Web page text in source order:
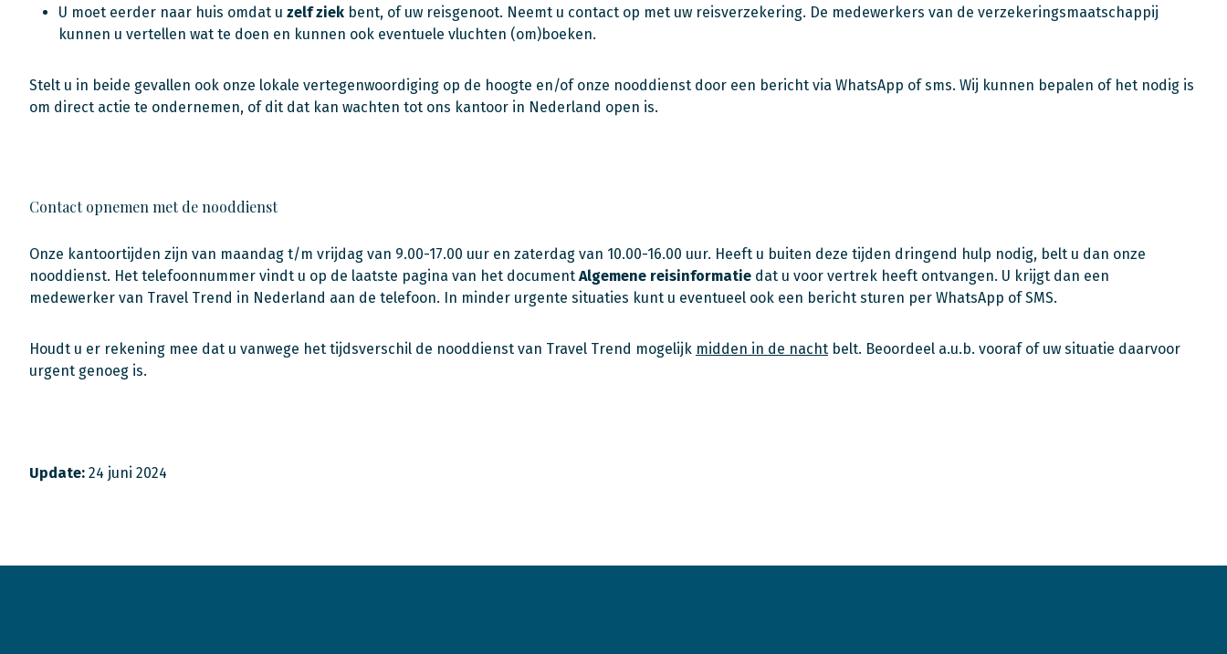
U moet eerder naar huis omdat u zelf ziek bent, of uw reisgenoot. Neemt u contact op met uw reisverzekering. De medewerkers van de verzekeringsmaatschappij
kunnen u vertellen wat te doen en kunnen ook eventuele vluchten (om)boeken.
Stelt u in beide gevallen ook onze lokale vertegenwoordiging op de hoogte en/of onze nooddienst door een bericht via WhatsApp of sms. Wij kunnen bepalen of het nodig is
om direct actie te ondernemen, of dit dat kan wachten tot ons kantoor in Nederland open is.
Contact opnemen met de nooddienst
Onze kantoortijden zijn van maandag t/m vrijdag van 9.00-17.00 uur en zaterdag van 10.00-16.00 uur. Heeft u buiten deze tijden dringend hulp nodig, belt u dan onze
nooddienst. Het telefoonnummer vindt u op de laatste pagina van het document Algemene reisinformatie dat u voor vertrek heeft ontvangen. U krijgt dan een
medewerker van Travel Trend in Nederland aan de telefoon. In minder urgente situaties kunt u eventueel ook een bericht sturen per WhatsApp of SMS.
Houdt u er rekening mee dat u vanwege het tijdsverschil de nooddienst van Travel Trend mogelijk midden in de nacht belt. Beoordeel a.u.b. vooraf of uw situatie daarvoor
urgent genoeg is.
Update: 24 juni 2024